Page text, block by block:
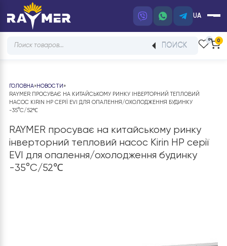
UA
Products
ПОИСК
ГОЛОВНА»НОВОСТИ»
RAYMER ПРОСУВАЄ НА КИТАЙСЬКОМУ РИНКУ ІНВЕРТОРНИЙ ТЕПЛОВИЙ
НАСОС KIRIN HP СЕРІЇ EVI ДЛЯ ОПАЛЕННЯ/ОХОЛОДЖЕННЯ БУДИНКУ
RAYMER просуває на китайському ринку
інверторний тепловий насос Kirin HP
EVI для опалення/охолодження будинку